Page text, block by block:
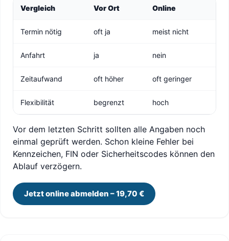
Vergleich Vor Ort Online
Termin nötig oft ja meist nicht
Anfahrt ja nein
Zeitaufwand oft höher oft geringer
Flexibilität begrenzt hoch
Vor dem letzten Schritt sollten alle Angaben noch
einmal geprüft werden. Schon kleine Fehler bei
Kennzeichen, FIN oder Sicherheitscodes können den
Ablauf verzögern.
Jetzt online abmelden – 19,70 €